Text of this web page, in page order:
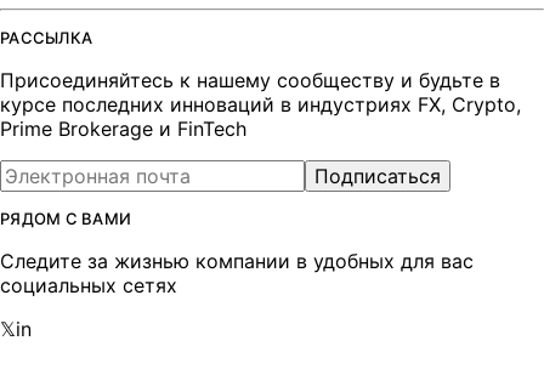
РАССЫЛКА
Присоединяйтесь к нашему сообществу и будьте в
курсе последних инноваций в индустриях FX, Crypto,
Prime Brokerage и FinTech
Подписаться
РЯДОМ С ВАМИ
Следите за жизнью компании в удобных для вас
социальных сетях
𝕏in